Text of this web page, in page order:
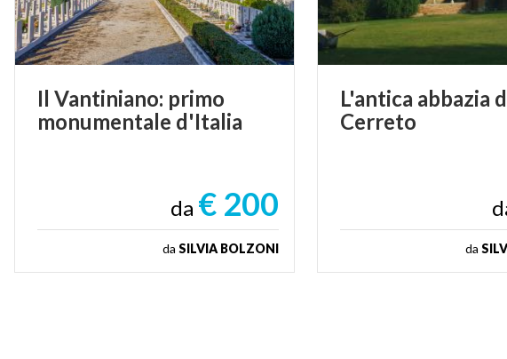
Il Vantiniano: primo
monumentale d'Italia
da € 200
da SILVIA BOLZONI
L'antica abbazia
Cerreto
da